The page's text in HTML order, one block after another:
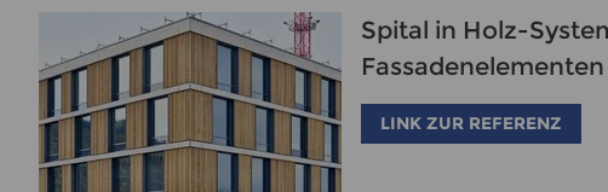
Spital in Holz-
Fassadenelementen
LINK ZUR REFERENZ